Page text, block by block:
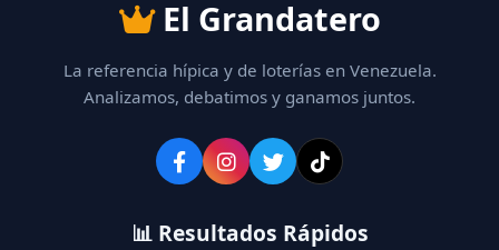
El Grandatero
La referencia hípica y de loterías en Venezuela.
Analizamos, debatimos y ganamos juntos.
📊 Resultados Rápidos